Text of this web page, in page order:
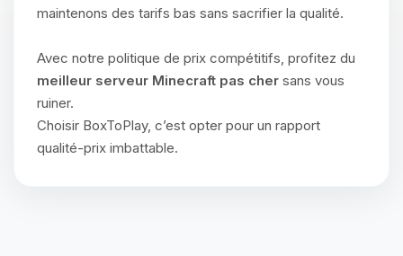
maintenons des tarifs bas sans sacrifier la qualité.
Avec notre politique de prix compétitifs, profitez du
meilleur serveur Minecraft pas cher sans vous
ruiner.
Choisir BoxToPlay, c’est opter pour un rapport
qualité-prix imbattable.